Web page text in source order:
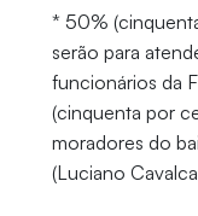
* 50%
serão para
funcionários da
(cinquenta por
moradores do
(Luciano